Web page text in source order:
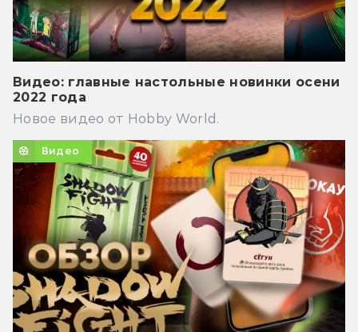
Видео: главные настольные новинки осени
2022 года
Новое видео от Hobby World.
Видео